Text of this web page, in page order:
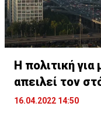
Η πολιτική
απειλεί τον
16.04.2022 14:50